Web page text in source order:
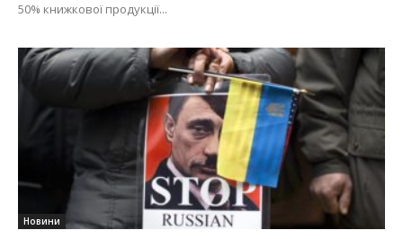
50% книжкової продукції...
Новини